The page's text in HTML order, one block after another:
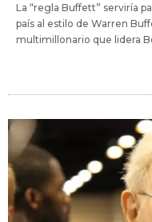
La “regla Buffett” serviría
país al estilo de Warren
multimillonario que lidera